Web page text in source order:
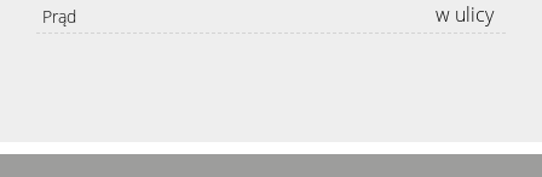
Prąd w ulicy